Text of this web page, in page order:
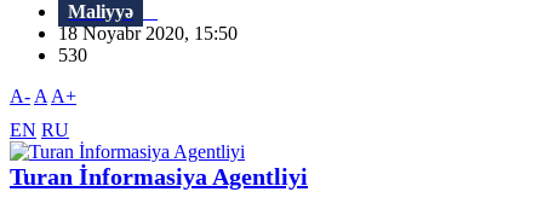
Maliyyə
18 Noyabr 2020, 15:50
530
A- A A+
EN RU
Turan İnformasiya Agentliyi